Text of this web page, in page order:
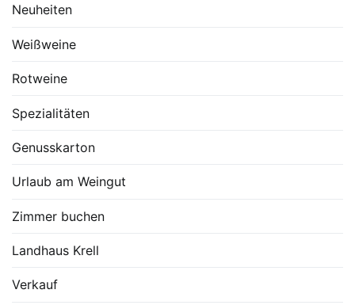
Neuheiten
Weißweine
Rotweine
Spezialitäten
Genusskarton
Urlaub am Weingut
Zimmer buchen
Landhaus Krell
Verkauf